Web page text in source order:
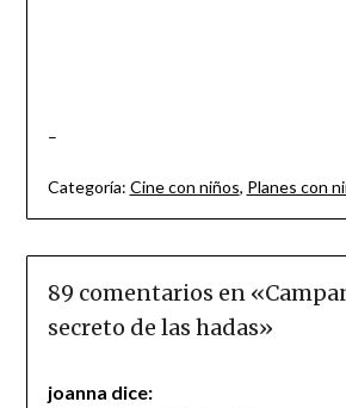
–
Categoría: Cine con niños, Planes con
89 comentarios en «
secreto de las hadas»
joanna dice: